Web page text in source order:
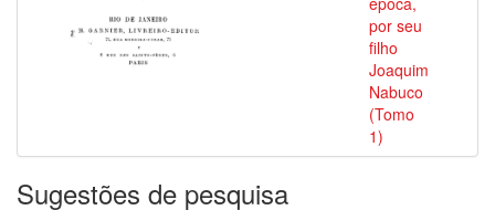
por seu
filho
Joaquim
Nabuco
(Tomo
1)
Sugestões de pesquisa